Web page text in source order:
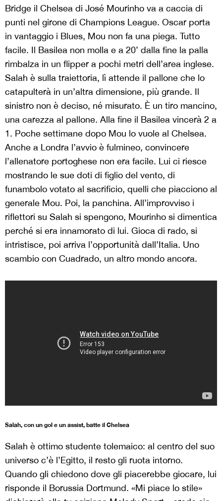
Bridge il Chelsea di José Mourinho va a caccia di
punti nel girone di Champions League. Oscar porta
in vantaggio i Blues, Mou non fa una piega. Tutto
facile. Il Basilea non molla e a 20’ dalla fine la palla
rimbalza in un flipper a pochi metri dell’area inglese.
Salah è sulla traiettoria, lì attende il pallone che lo
catapulterà in un’altra dimensione, più grande. Il
sinistro non è deciso, né misurato. È un tiro mancino,
una carezza al pallone. Alla fine il Basilea vincerà 2 a
1. Poche settimane dopo Mou lo vuole al Chelsea.
Anche a Londra l’avvio è fulmineo, convincere
l’allenatore portoghese non era facile. Lui ci riesce
mostrando le sue doti di figlio del vento, di
funambolo votato al sacrificio, quelli che piacciono al
generale Mou. Poi, la panchina. All’improvviso i
riflettori su Salah si spengono, Mourinho si dimentica
perché si era innamorato di lui. Gioca di rado, si
intristisce, poi arriva l’opportunità dall’Italia. Uno
scambio con Cuadrado, un altro mondo ancora.
Salah, con un gol e un assist, batte il Chelsea
Salah è ottimo studente tolemaico: al centro del suo
universo c’è l’Egitto, il resto gli ruota intorno.
Quando gli chiedono dove gli piacerebbe giocare, lui
risponde il Borussia Dortmund. «Mi piace lo stile»